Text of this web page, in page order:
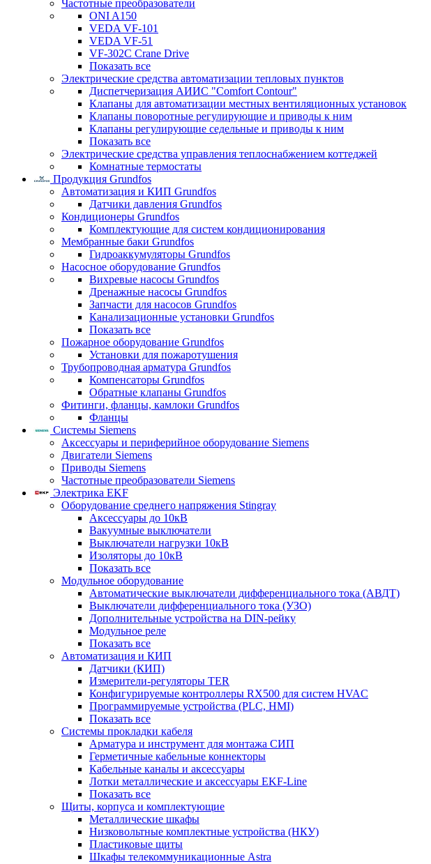
Частотные преобразователи
ONI A150
VEDA VF-101
VEDA VF-51
VF-302C Crane Drive
Показать все
Электрические средства автоматизации тепловых пунктов
Диспетчеризация АИИС "Comfort Contour"
Клапаны для автоматизации местных вентиляционных установок
Клапаны поворотные регулирующие и приводы к ним
Клапаны регулирующие седельные и приводы к ним
Показать все
Электрические средства управления теплоснабжением коттеджей
Комнатные термостаты
Продукция Grundfos
Автоматизация и КИП Grundfos
Датчики давления Grundfos
Кондиционеры Grundfos
Комплектующие для систем кондиционирования
Мембранные баки Grundfos
Гидроаккумуляторы Grundfos
Насосное оборудование Grundfos
Вихревые насосы Grundfos
Дренажные насосы Grundfos
Запчасти для насосов Grundfos
Канализационные установки Grundfos
Показать все
Пожарное оборудование Grundfos
Установки для пожаротушения
Трубопроводная арматура Grundfos
Компенсаторы Grundfos
Обратные клапаны Grundfos
Фитинги, фланцы, камлоки Grundfos
Фланцы
Системы Siemens
Аксессуары и периферийное оборудование Siemens
Двигатели Siemens
Приводы Siemens
Частотные преобразователи Siemens
Электрика EKF
Оборудование среднего напряжения Stingray
Аксессуары до 10кВ
Вакуумные выключатели
Выключатели нагрузки 10кВ
Изоляторы до 10кВ
Показать все
Модульное оборудование
Автоматические выключатели дифференциального тока (АВДТ)
Выключатели дифференциального тока (УЗО)
Дополнительные устройства на DIN-рейку
Модульное реле
Показать все
Автоматизация и КИП
Датчики (КИП)
Измерители-регуляторы TER
Конфигурируемые контроллеры RX500 для систем HVAC
Программируемые устройства (PLC, HMI)
Показать все
Системы прокладки кабеля
Арматура и инструмент для монтажа СИП
Герметичные кабельные коннекторы
Кабельные каналы и аксессуары
Лотки металлические и аксессуары EKF-Line
Показать все
Щиты, корпуса и комплектующие
Металлические шкафы
Низковольтные комплектные устройства (НКУ)
Пластиковые щиты
Шкафы телекоммуникационные Astra